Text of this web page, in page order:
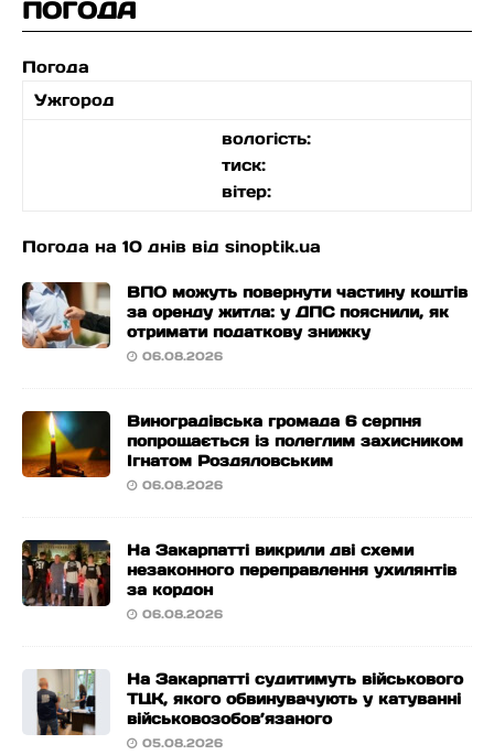
ПОГОДА
Погода
Ужгород
вологість:
тиск:
вітер:
Погода на 10 днів від sinoptik.ua
ВПО можуть повернути частину коштів
за оренду житла: у ДПС пояснили, як
отримати податкову знижку
06.08.2026
Виноградівська громада 6 серпня
попрощається із полеглим захисником
Ігнатом Роздяловським
06.08.2026
На Закарпатті викрили дві схеми
незаконного переправлення ухилянтів
за кордон
06.08.2026
На Закарпатті судитимуть військового
ТЦК, якого обвинувачують у катуванні
військовозобов’язаного
05.08.2026